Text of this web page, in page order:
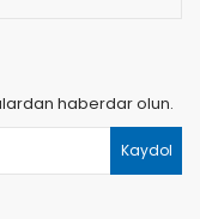
haberdar olun.
Kaydol